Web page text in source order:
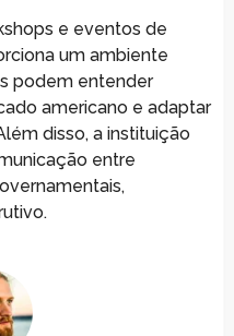
e eventos de
um ambiente
podem entender
americano e adaptar
disso, a instituição
entre